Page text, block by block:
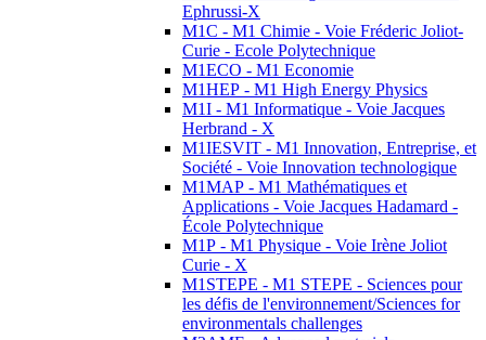
Ephrussi-X
M1C - M1 Chimie - Voie Fréderic Joliot-
Curie - Ecole Polytechnique
M1ECO - M1 Economie
M1HEP - M1 High Energy Physics
M1I - M1 Informatique - Voie Jacques
Herbrand - X
M1IESVIT - M1 Innovation, Entreprise, et
Société - Voie Innovation technologique
M1MAP - M1 Mathématiques et
Applications - Voie Jacques Hadamard -
École Polytechnique
M1P - M1 Physique - Voie Irène Joliot
Curie - X
M1STEPE - M1 STEPE - Sciences pour
les défis de l'environnement/Sciences for
environmentals challenges